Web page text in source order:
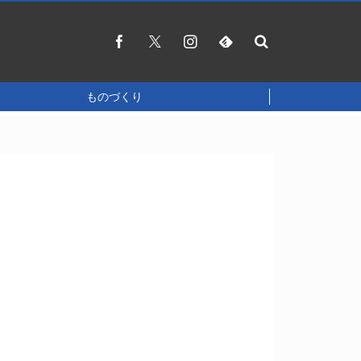
ものづくり